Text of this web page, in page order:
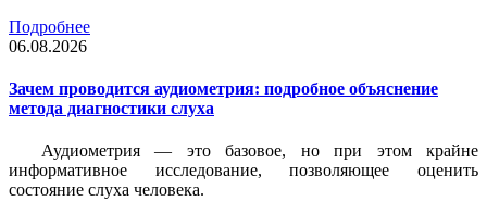
Подробнее
06.08.2026
Зачем проводится аудиометрия: подробное объяснение
метода диагностики слуха
Аудиометрия — это базовое, но при этом крайне
информативное исследование, позволяющее оценить
состояние слуха человека.